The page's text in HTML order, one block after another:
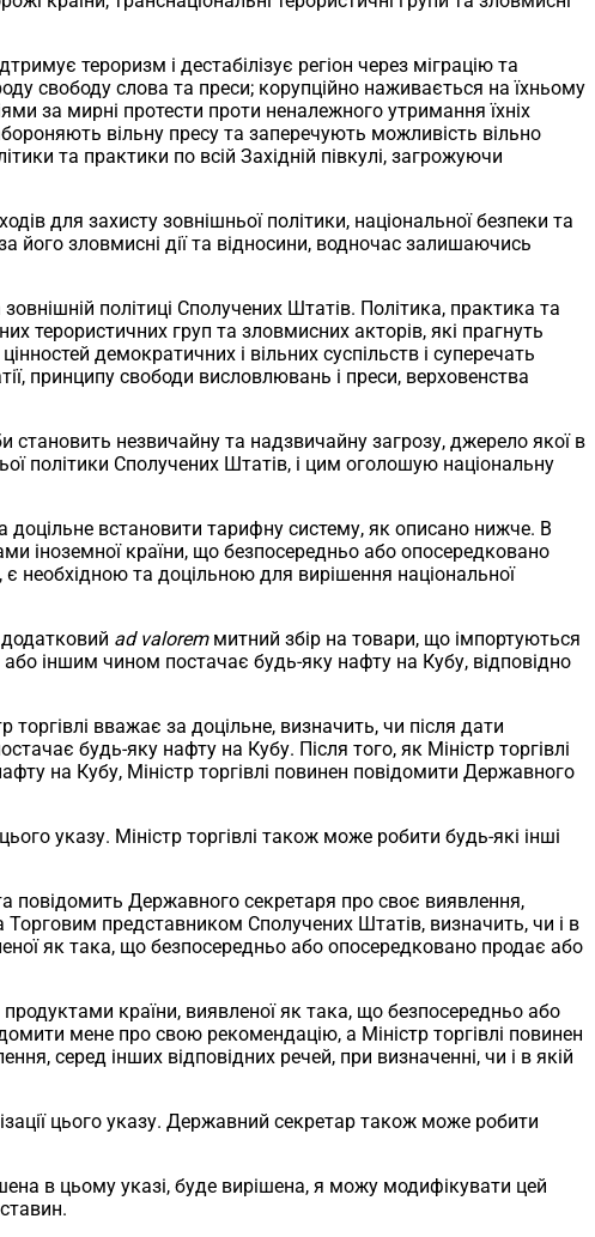
тероризм і дестабілізує регіон через міграцію та
свободу слова та преси; корупційно наживається на їхньому
за мирні протести проти неналежного утримання їхніх
вільну пресу та заперечують можливість вільно
та практики по всій Західній півкулі, загрожуючи
для захисту зовнішньої політики, національної безпеки та
його зловмисні дії та відносини, водночас залишаючись
політиці Сполучених Штатів. Політика, практика та
терористичних груп та зловмисних акторів, які прагнуть
демократичних і вільних суспільств і суперечать
принципу свободи висловлювань і преси, верховенства
незвичайну та надзвичайну загрозу, джерело якої в
політики Сполучених Штатів, і цим оголошую національну
встановити тарифну систему, як описано нижче. В
іноземної країни, що безпосередньо або опосередковано
та доцільною для вирішення національної
ad valoremмитний збір на товари, що імпортуються
іншим чином постачає будь-яку нафту на Кубу, відповідно
вважає за доцільне, визначить, чи після дати
будь-яку нафту на Кубу. Після того, як Міністр торгівлі
на Кубу, Міністр торгівлі повинен повідомити Державного
указу. Міністр торгівлі також може робити будь-які інші
повідомить Державного секретаря про своє виявлення,
Торговим представником Сполучених Штатів, визначить, чи і в
як така, що безпосередньо або опосередковано продає або
країни, виявленої як така, що безпосередньо або
мене про свою рекомендацію, а Міністр торгівлі повинен
серед інших відповідних речей, при визначенні, чи і в якій
цього указу. Державний секретар також може робити
в цьому указі, буде вирішена, я можу модифікувати цей